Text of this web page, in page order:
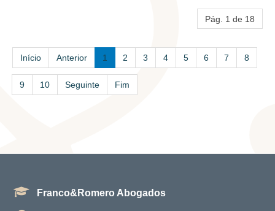
Pág. 1 de 18
Início Anterior 1 2 3 4 5 6 7 8
9 10 Seguinte Fim
Franco&Romero Abogados